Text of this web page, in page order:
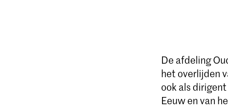
De afdeling
het overlijden
ook als
Eeuw en van